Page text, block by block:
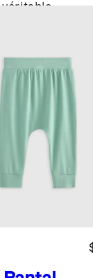
véritable